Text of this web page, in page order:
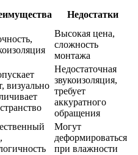
Недостатки
Высокая цена,
сложность
монтажа
визуально
Недостаточная
звукоизоляция,
требует
аккуратного
обращения
Могут
деформироваться
при влажности